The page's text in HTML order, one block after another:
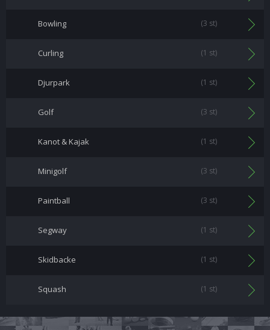
Bowling (3 st)
Curling (1 st)
Djurpark (1 st)
Golf (3 st)
Kanot & Kajak (1 st)
Minigolf (3 st)
Paintball (3 st)
Segway (1 st)
Skidbacke (1 st)
Squash (1 st)